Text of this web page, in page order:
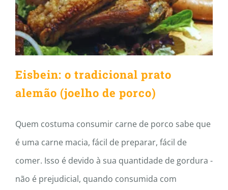
Eisbein: o tradicional prato
alemão (joelho de porco)
Quem costuma consumir carne de porco sabe que
é uma carne macia, fácil de preparar, fácil de
comer. Isso é devido à sua quantidade de gordura -
não é prejudicial, quando consumida com